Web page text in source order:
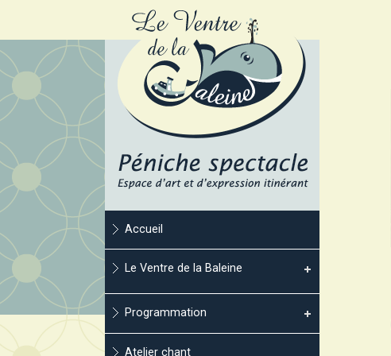
Accueil
Le Ventre de la Baleine
Programmation
Atelier chant